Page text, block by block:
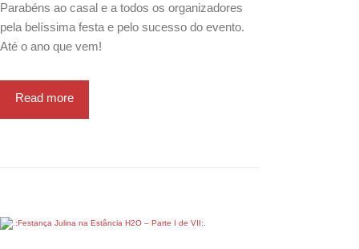
Parabéns ao casal e a todos os organizadores
pela belíssima festa e pelo sucesso do evento.
Até o ano que vem!
Read more